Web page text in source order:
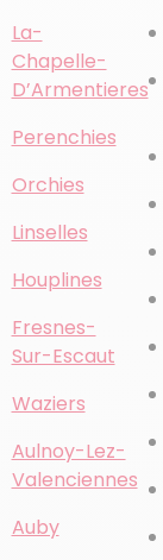
La-
Chapelle-
D’Armentieres
Perenchies
Orchies
Linselles
Houplines
Fresnes-
Sur-Escaut
Waziers
Aulnoy-Lez-
Valenciennes
Auby